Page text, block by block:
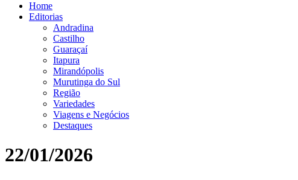
Home
Editorias
Andradina
Castilho
Guaraçaí
Itapura
Mirandópolis
Murutinga do Sul
Região
Variedades
Viagens e Negócios
Destaques
22/01/2026